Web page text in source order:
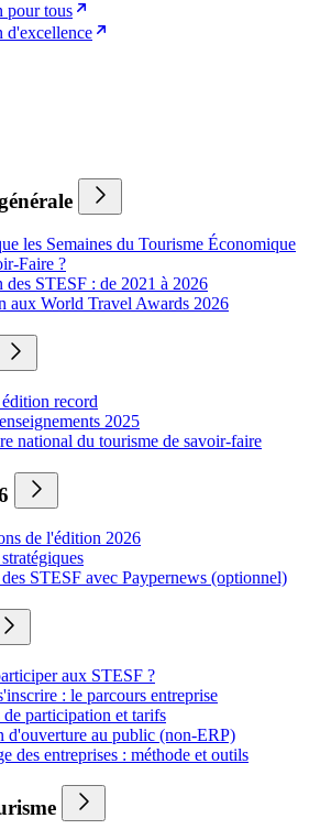
pour tous
d'excellence
les Semaines du Tourisme Économique
Faire ?
STESF : de 2021 à 2026
aux World Travel Awards 2026
record
2025
national du tourisme de savoir-faire
de l'édition 2026
STESF avec Paypernews (optionnel)
aux STESF ?
: le parcours entreprise
participation et tarifs
d'ouverture au public (non-ERP)
des entreprises : méthode et outils